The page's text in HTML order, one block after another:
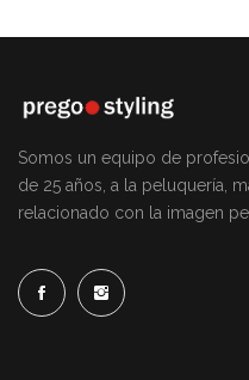
Somos un equipo de
de 25 años, a la peluquería,
relacionado con la imagen